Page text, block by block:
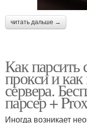
читать дальше →
Как парсить
прокси и
сервера.
парсер +
Иногда возникает